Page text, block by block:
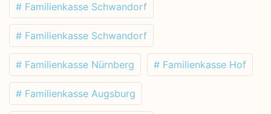
# Familienkasse Schwandorf
# Familienkasse Schwandorf
# Familienkasse Nürnberg # Familienkasse Hof
# Familienkasse Augsburg